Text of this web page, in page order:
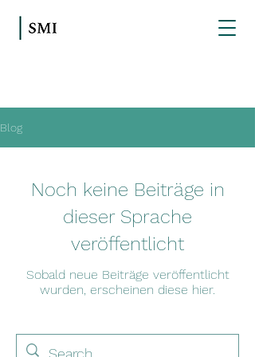
Blog
Noch keine Beiträge in
dieser Sprache
veröffentlicht
Sobald neue Beiträge veröffentlicht
wurden, erscheinen diese hier.